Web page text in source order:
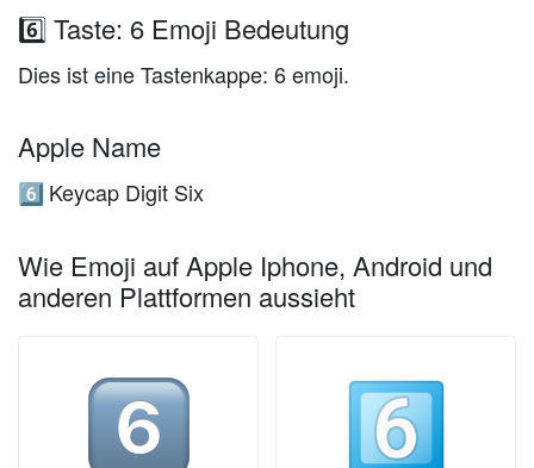
6️⃣ Taste: 6 Emoji Bedeutung
Dies ist eine Tastenkappe: 6 emoji.
Apple Name
6️⃣ Keycap Digit Six
Wie Emoji auf Apple Iphone, Android und
anderen Plattformen aussieht